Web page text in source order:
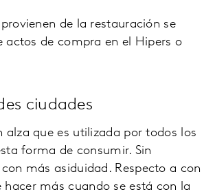
de la restauración se
actos de compra en el Hipers o
ciudades
que es utilizada por todos los
forma de consumir. Sin
más asiduidad. Respecto a con
más cuando se está con la